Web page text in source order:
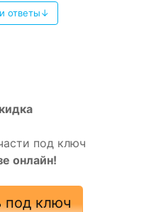
ответы↓
под ключ
онлайн!
под ключ